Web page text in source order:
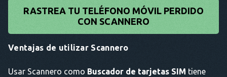
RASTREA TU TELÉFONO MÓVIL PERDIDO
CON SCANNERO
Ventajas de utilizar Scannero
Usar Scannero como Buscador de tarjetas SIM tiene